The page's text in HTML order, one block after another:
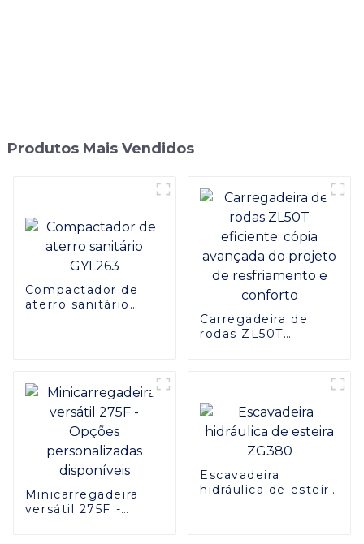
Produtos Mais Vendidos
Compactador de
aterro sanitário
Carregadeira de
rodas ZL50T
conforto
Minicarregadeira
versátil 275F -
Escavadeira
hidráulica de esteira